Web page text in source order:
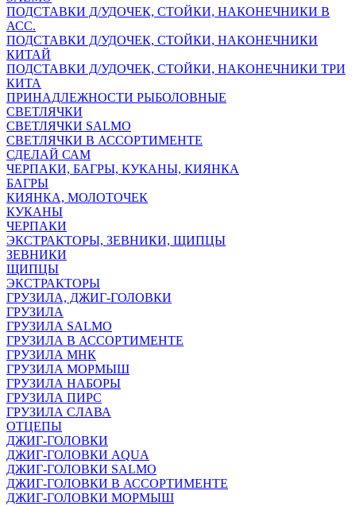
ПОДСТАВКИ Д/УДОЧЕК, СТОЙКИ, НАКОНЕЧНИКИ В
АСС.
ПОДСТАВКИ Д/УДОЧЕК, СТОЙКИ, НАКОНЕЧНИКИ
КИТАЙ
ПОДСТАВКИ Д/УДОЧЕК, СТОЙКИ, НАКОНЕЧНИКИ ТРИ
КИТА
ПРИНАДЛЕЖНОСТИ РЫБОЛОВНЫЕ
СВЕТЛЯЧКИ
СВЕТЛЯЧКИ SALMO
СВЕТЛЯЧКИ В АССОРТИМЕНТЕ
СДЕЛАЙ САМ
ЧЕРПАКИ, БАГРЫ, КУКАНЫ, КИЯНКА
БАГРЫ
КИЯНКА, МОЛОТОЧЕК
КУКАНЫ
ЧЕРПАКИ
ЭКСТРАКТОРЫ, ЗЕВНИКИ, ЩИПЦЫ
ЗЕВНИКИ
ЩИПЦЫ
ЭКСТРАКТОРЫ
ГРУЗИЛА, ДЖИГ-ГОЛОВКИ
ГРУЗИЛА
ГРУЗИЛА SALMO
ГРУЗИЛА В АССОРТИМЕНТЕ
ГРУЗИЛА МНК
ГРУЗИЛА МОРМЫШ
ГРУЗИЛА НАБОРЫ
ГРУЗИЛА ПИРС
ГРУЗИЛА СЛАВА
ОТЦЕПЫ
ДЖИГ-ГОЛОВКИ
ДЖИГ-ГОЛОВКИ AQUA
ДЖИГ-ГОЛОВКИ SALMO
ДЖИГ-ГОЛОВКИ В АССОРТИМЕНТЕ
ДЖИГ-ГОЛОВКИ МОРМЫШ